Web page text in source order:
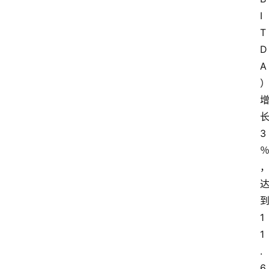
I
T
D
A
）
增
长
3
％
，
达
到
1
1
.